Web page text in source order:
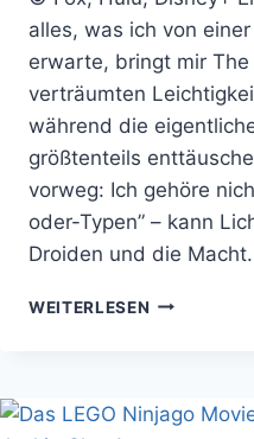
alles, was ich von
erwarte, bringt mir
verträumten
während die
größtenteils
vorweg: Ich gehöre
oder-Typen” – kann
Droiden und die
WEITERLESEN IST
STAR